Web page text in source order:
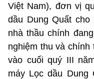
Việt Nam), đơn vị
dầu Dung Quất
nhà thầu chính
nghiệm thu và
vào cuối quý III
máy Lọc dầu Dung